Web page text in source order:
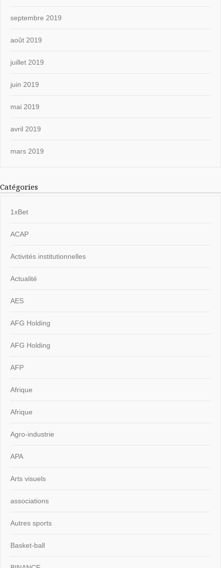
septembre 2019
août 2019
juillet 2019
juin 2019
mai 2019
avril 2019
mars 2019
Catégories
1xBet
ACAP
Activités institutionnelles
Actualité
AES
AFG Holding
AFG Holding
AFP
Afrique
Afrique
Agro-industrie
APA
Arts visuels
associations
Autres sports
Basket-ball